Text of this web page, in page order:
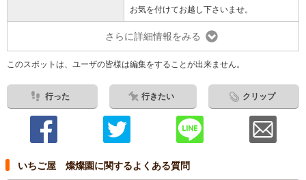
お気を付けてお越し下さいませ。
さらに詳細情報をみる
このスポットは、ユーザの皆様は編集をすることが出来ません。
行った 行きたい クリップ
いちご屋 燦燦園に関するよくある質問